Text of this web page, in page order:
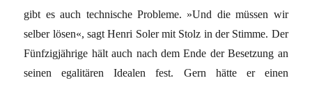
gibt es auch technische Probleme. »Und die müssen wir
selber lösen«, sagt Henri Soler mit Stolz in der Stimme. Der
Fünfzigjährige hält auch nach dem Ende der Besetzung an
seinen egalitären Idealen fest. Gern hätte er einen